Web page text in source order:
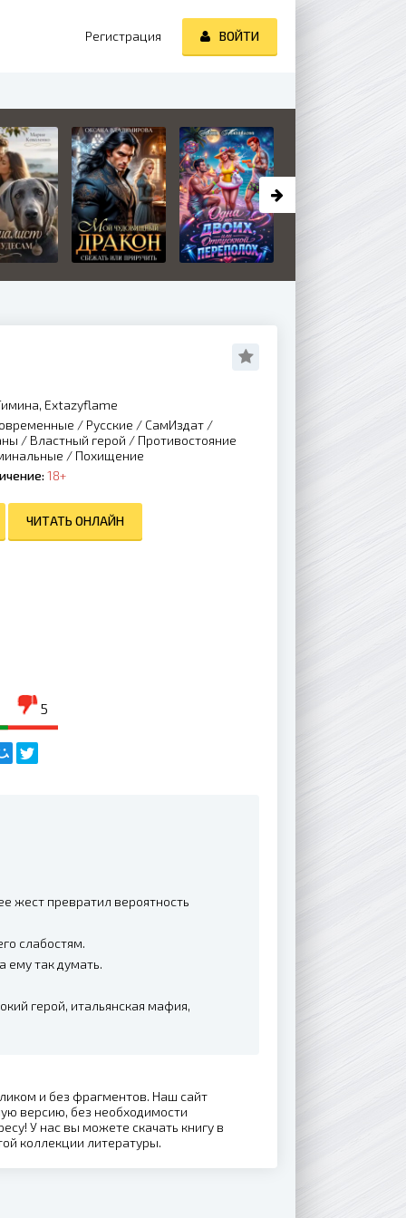
Extazyflame
/ Русские / СамИздат /
/ Властный герой / Противостояние
/ Похищение
18+
ЧИТАТЬ ОНЛАЙН
5
жест превратил вероятность
слабостям.
ему так думать.
герой, итальянская мафия,
и без фрагментов. Наш сайт
версию, без необходимости
У нас вы можете скачать книгу в
коллекции литературы.
Регистрация ВОЙТИ